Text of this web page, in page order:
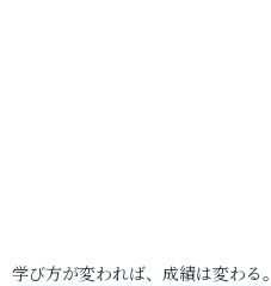
学び方が変われば、成績は変わる。